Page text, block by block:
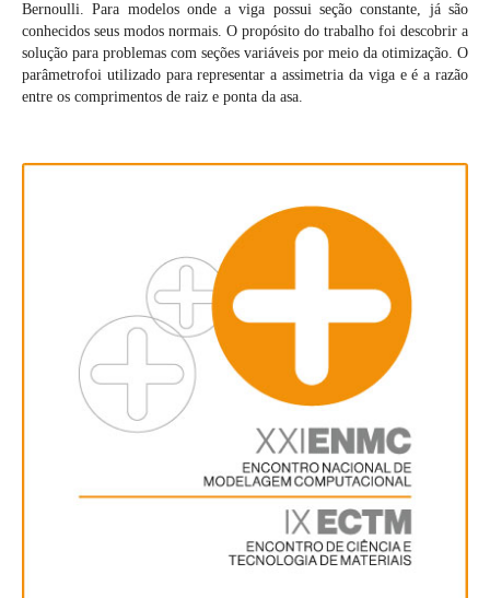
Bernoulli. Para modelos onde a viga possui seção constante, já são
conhecidos seus modos normais. O propósito do trabalho foi descobrir a
solução para problemas com seções variáveis por meio da otimização. O
parâmetrofoi utilizado para representar a assimetria da viga e é a razão
entre os comprimentos de raiz e ponta da asa.